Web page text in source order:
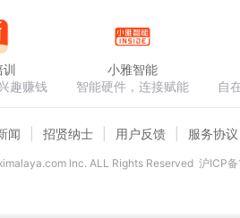
训
趣赚钱
小雅智能
智能硬件，连接赋能
自
闻 招贤纳士 用户反馈 服务协议
lnc. ALL Rights Reserved 沪ICP